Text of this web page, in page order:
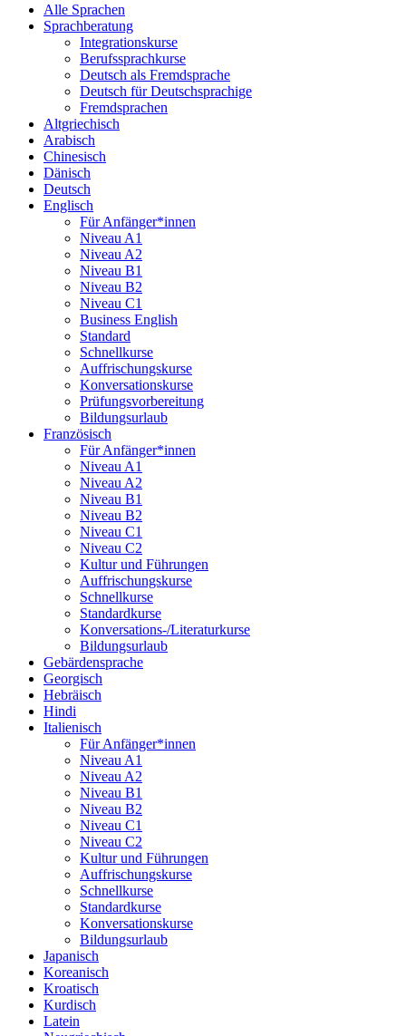
Alle Sprachen
Sprachberatung
Integrationskurse
Berufssprachkurse
Deutsch als Fremdsprache
Deutsch für Deutschsprachige
Fremdsprachen
Altgriechisch
Arabisch
Chinesisch
Dänisch
Deutsch
Englisch
Für Anfänger*innen
Niveau A1
Niveau A2
Niveau B1
Niveau B2
Niveau C1
Business English
Standard
Schnellkurse
Auffrischungskurse
Konversationskurse
Prüfungsvorbereitung
Bildungsurlaub
Französisch
Für Anfänger*innen
Niveau A1
Niveau A2
Niveau B1
Niveau B2
Niveau C1
Niveau C2
Kultur und Führungen
Auffrischungskurse
Schnellkurse
Standardkurse
Konversations-/Literaturkurse
Bildungsurlaub
Gebärdensprache
Georgisch
Hebräisch
Hindi
Italienisch
Für Anfänger*innen
Niveau A1
Niveau A2
Niveau B1
Niveau B2
Niveau C1
Niveau C2
Kultur und Führungen
Auffrischungskurse
Schnellkurse
Standardkurse
Konversationskurse
Bildungsurlaub
Japanisch
Koreanisch
Kroatisch
Kurdisch
Latein